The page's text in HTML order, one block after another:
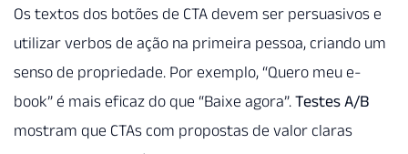
Os textos dos botões de CTA devem ser persuasivos e
utilizar verbos de ação na primeira pessoa, criando um
senso de propriedade. Por exemplo, “Quero meu e-
book” é mais eficaz do que “Baixe agora”. Testes A/B
mostram que CTAs com propostas de valor claras